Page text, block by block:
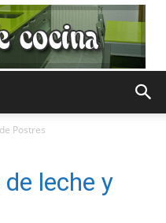
Postres
leche y